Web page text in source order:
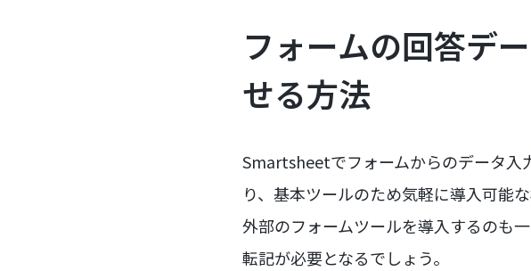
フォームの回答デ
せる方法
Smartsheetでフォームからのデータ
り、基本ツールのため気軽に導入可能
外部のフォームツールを導入するのも
転記が必要となるでしょう。